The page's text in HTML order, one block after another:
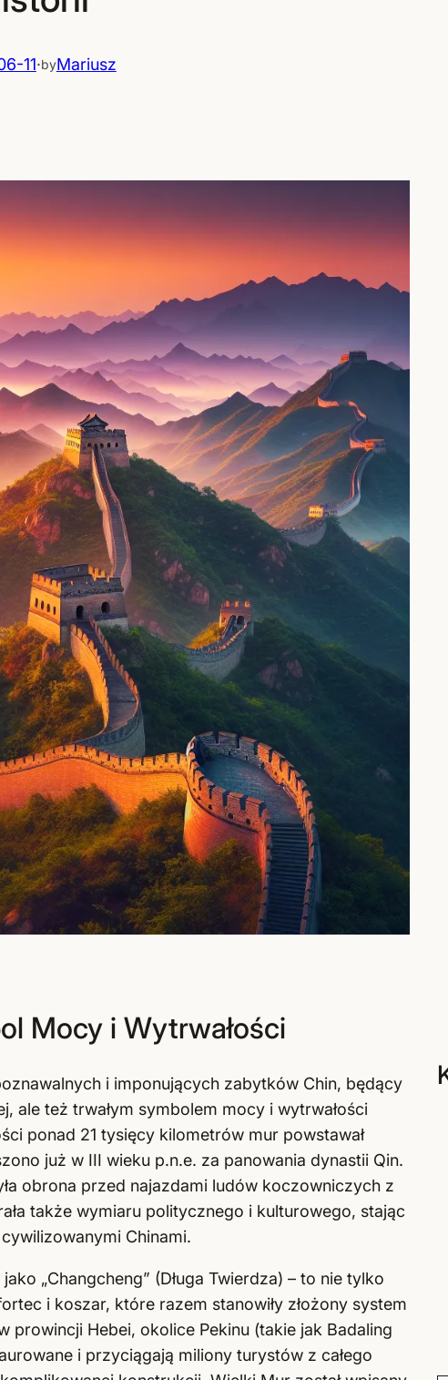
11·byMariusz
Mocy i Wytrwałości
i imponujących zabytków Chin, będący
ale też trwałym symbolem mocy i wytrwałości
ponad 21 tysięcy kilometrów mur powstawał
już w III wieku p.n.e. za panowania dynastii Qin.
obrona przed najazdami ludów koczowniczych z
także wymiaru politycznego i kulturowego, stając
Chinami.
„Changcheng” (Długa Twierdza) – to nie tylko
i koszar, które razem stanowiły złożony system
prowincji Hebei, okolice Pekinu (takie jak Badaling
i przyciągają miliony turystów z całego